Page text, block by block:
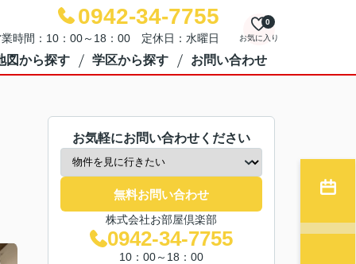
0942-34-7755
時間：10：00～18：00 定休日：水曜日 お気に入り
0
図から探す 学区から探す お問い合わせ
お気軽にお問い合わせください
無料お問い合わせ
株式会社お部屋倶楽部
0942-34-7755
10：00～18：00